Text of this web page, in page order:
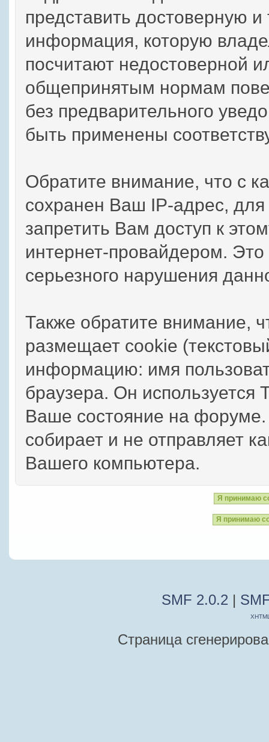
представить достоверную
информация, которую
посчитают недостоверной
общепринятым нормам
без предварительного
быть применены
Обратите внимание, что с
сохранен Ваш IP-адрес,
запретить Вам доступ к
интернет-провайдером.
серьезного нарушения
Также обратите внимание,
размещает cookie
информацию: имя
браузера. Он
Ваше состояние на
собирает и не отправляет
Вашего компьютера.
SMF 2.0.2 |
Страница